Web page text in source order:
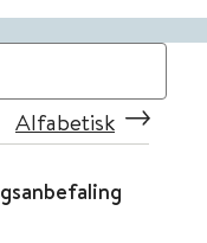
Alfabetisk